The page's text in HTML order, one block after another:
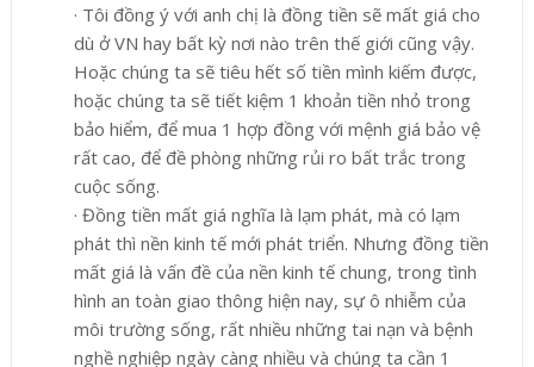
· Tôi đồng ý với anh chị là đồng tiền sẽ mất giá cho
dù ở VN hay bất kỳ nơi nào trên thế giới cũng vậy.
Hoặc chúng ta sẽ tiêu hết số tiền mình kiếm được,
hoặc chúng ta sẽ tiết kiệm 1 khoản tiền nhỏ trong
bảo hiểm, để mua 1 hợp đồng với mệnh giá bảo vệ
rất cao, để đề phòng những rủi ro bất trắc trong
cuộc sống.
· Đồng tiền mất giá nghĩa là lạm phát, mà có lạm
phát thì nền kinh tế mới phát triển. Nhưng đồng tiền
mất giá là vấn đề của nền kinh tế chung, trong tình
hình an toàn giao thông hiện nay, sự ô nhiễm của
môi trường sống, rất nhiều những tai nạn và bệnh
nghề nghiệp ngày càng nhiều và chúng ta cần 1